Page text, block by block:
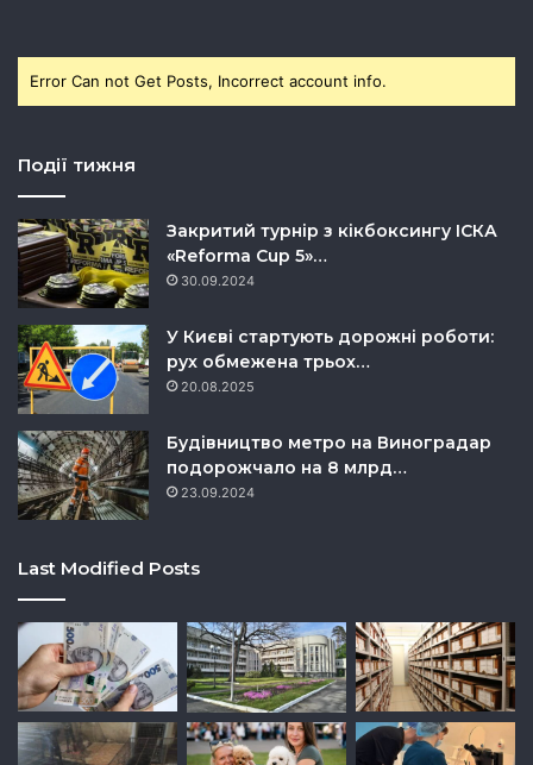
Error Can not Get Posts, Incorrect account info.
Події тижня
Закритий турнір з кікбоксингу ІСКА
«Reforma Cup 5»…
30.09.2024
У Києві стартують дорожні роботи:
рух обмежена трьох…
20.08.2025
Будівництво метро на Виноградар
подорожчало на 8 млрд…
23.09.2024
Last Modified Posts